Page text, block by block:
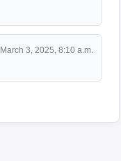
March 3, 2025, 8:10 a.m.